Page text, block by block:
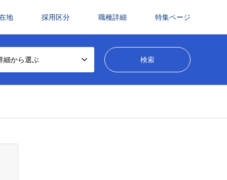
地 採用区分 職種詳細 特集ページ
細から選ぶ